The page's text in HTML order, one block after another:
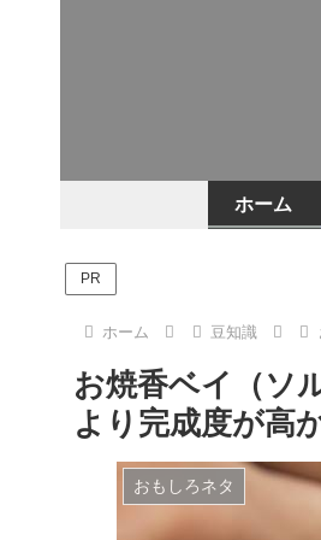
ホーム
PR
ホーム 豆知識
お焼香ベイ（ソ
より完成度が高
おもしろネタ